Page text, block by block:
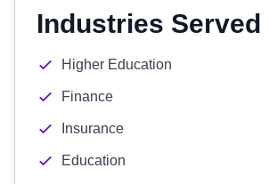
Industries Served
Higher Education
Finance
Insurance
Education